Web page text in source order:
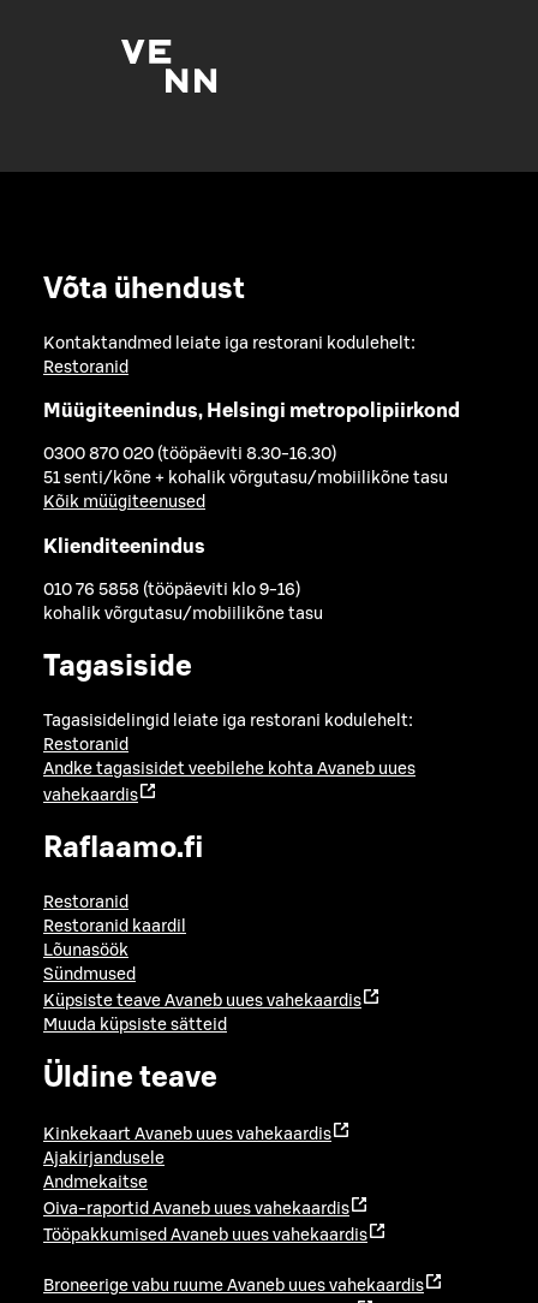
Võta ühendust
Kontaktandmed leiate iga restorani kodulehelt:
Restoranid
Müügiteenindus, Helsingi metropolipiirkond
0300 870 020 (tööpäeviti 8.30-16.30)
51 senti/kõne + kohalik võrgutasu/mobiilikõne tasu
Kõik müügiteenused
Klienditeenindus
010 76 5858 (tööpäeviti klo 9-16)
kohalik võrgutasu/mobiilikõne tasu
Tagasiside
Tagasisidelingid leiate iga restorani kodulehelt:
Restoranid
Andke tagasisidet veebilehe kohta Avaneb uues
vahekaardis
Raflaamo.fi
Restoranid
Restoranid kaardil
Lõunasöök
Sündmused
Küpsiste teave Avaneb uues vahekaardis
Muuda küpsiste sätteid
Üldine teave
Kinkekaart Avaneb uues vahekaardis
Ajakirjandusele
Andmekaitse
Oiva-raportid Avaneb uues vahekaardis
Tööpakkumised Avaneb uues vahekaardis
Broneerige vabu ruume Avaneb uues vahekaardis